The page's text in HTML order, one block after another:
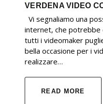
VERDENA VIDEO
Vi segnaliamo una
internet, che
tutti i videomaker
bella occasione per i
realizzare…
READ MORE